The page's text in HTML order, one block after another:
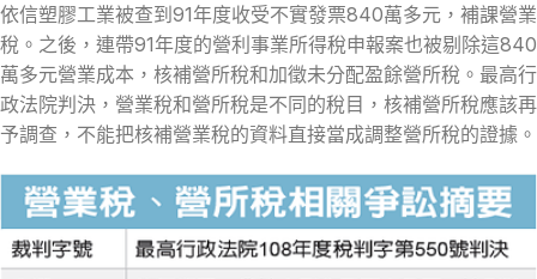
依信塑膠工業被查到91年度收受不實發票840萬多元，補課營業
稅。之後，連帶91年度的營利事業所得稅申報案也被剔除這840
萬多元營業成本，核補營所稅和加徵未分配盈餘營所稅。最高行
政法院判決，營業稅和營所稅是不同的稅目，核補營所稅應該再
予調查，不能把核補營業稅的資料直接當成調整營所稅的證據。